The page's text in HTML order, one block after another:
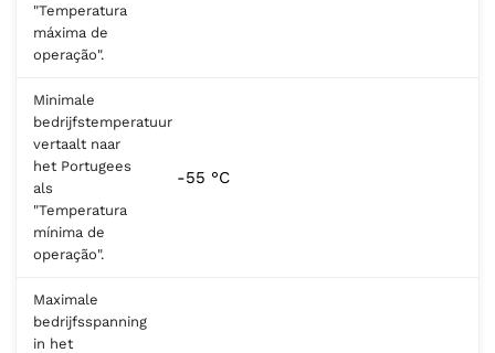
"Temperatura
máxima de
operação".
Minimale
bedrijfstemperatuur
vertaalt naar
het Portugees
als
"Temperatura
mínima de
operação".
-55 °C
Maximale
bedrijfsspanning
in het